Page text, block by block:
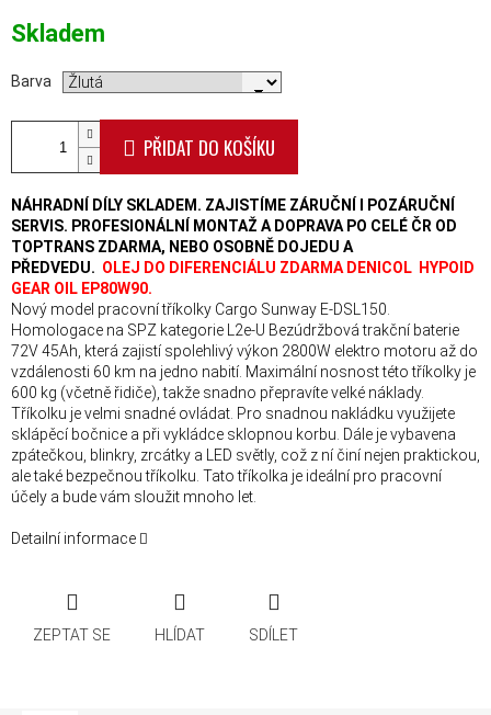
Skladem
Barva
PŘIDAT DO KOŠÍKU
NÁHRADNÍ DÍLY SKLADEM. ZAJISTÍME ZÁRUČNÍ I POZÁRUČNÍ
SERVIS. PROFESIONÁLNÍ MONTAŽ A DOPRAVA PO CELÉ ČR OD
TOPTRANS ZDARMA, NEBO OSOBNĚ DOJEDU A
PŘEDVEDU. OLEJ DO DIFERENCIÁLU ZDARMA DENICOL HYPOID
GEAR OIL EP80W90.
Nový model pracovní tříkolky Cargo Sunway E-DSL150.
Homologace na SPZ kategorie L2e-U Bezúdržbová trakční baterie
72V 45Ah, která zajistí spolehlivý výkon 2800W elektro motoru až do
vzdálenosti 60 km na jedno nabití. Maximální nosnost této tříkolky je
600 kg (včetně řidiče), takže snadno přepravíte velké náklady.
Tříkolku je velmi snadné ovládat. Pro snadnou nakládku využijete
sklápěcí bočnice a při vykládce sklopnou korbu. Dále je vybavena
zpátečkou, blinkry, zrcátky a LED světly, což z ní činí nejen praktickou,
ale také bezpečnou tříkolku. Tato tříkolka je ideální pro pracovní
účely a bude vám sloužit mnoho let.
Detailní informace
ZEPTAT SE HLÍDAT SDÍLET